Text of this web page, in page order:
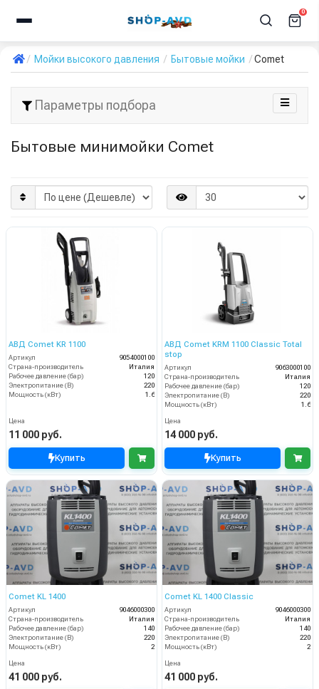
0
Мойки высокого давления Бытовые мойки Comet
Параметры подбора
Бытовые минимойки Comet
АВД Comet KR 1100
Артикул
9054000100
Страна-производитель
Италия
Рабочее давление (бар)
120
Электропитание (В)
220
Мощность (кВт)
1.6
Цена
11 000 руб.
Купить
АВД Comet KRM 1100 Classic Total
stop
Артикул
9063000100
Страна-производитель
Италия
Рабочее давление (бар)
120
Электропитание (В)
220
Мощность (кВт)
1.6
Цена
14 000 руб.
Купить
Comet KL 1400
Артикул
9046000300
Страна-производитель
Италия
Рабочее давление (бар)
140
Электропитание (В)
220
Мощность (кВт)
2
Цена
41 000 руб.
Comet KL 1400 Classic
Артикул
9046000300
Страна-производитель
Италия
Рабочее давление (бар)
140
Электропитание (В)
220
Мощность (кВт)
2
Цена
41 000 руб.